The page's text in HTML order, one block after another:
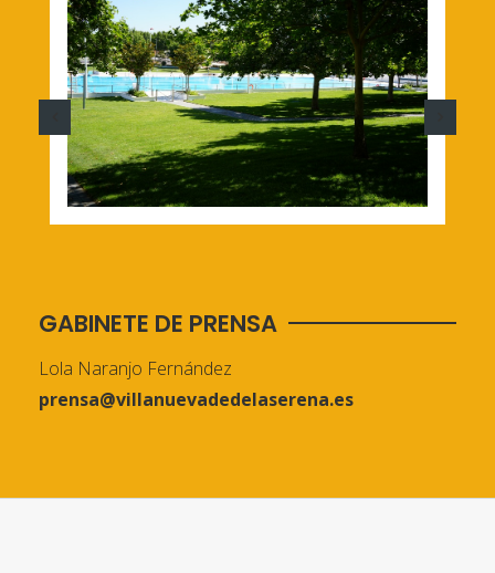
GABINETE DE PRENSA
Lola Naranjo Fernández
prensa@villanuevadedelaserena.es